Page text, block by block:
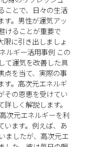
ことで、日々の生活
す。男性が運気アッ
けることが重要で
限に引き出しましょ
ルギー活用事例 この
て運気を改善した具
点を当て、実際の事
す。高次元エネルギ
その恩恵を受けてい
しく解説します。
次元エネルギーを利
います。例えば、あ
ましたが、高次元エ